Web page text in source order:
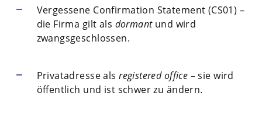
Vergessene Confirmation Statement (CS01) –
die Firma gilt als dormantund wird
zwangsgeschlossen.
Privatadresse alsregistered office – sie wird
öffentlich und ist schwer zu ändern.